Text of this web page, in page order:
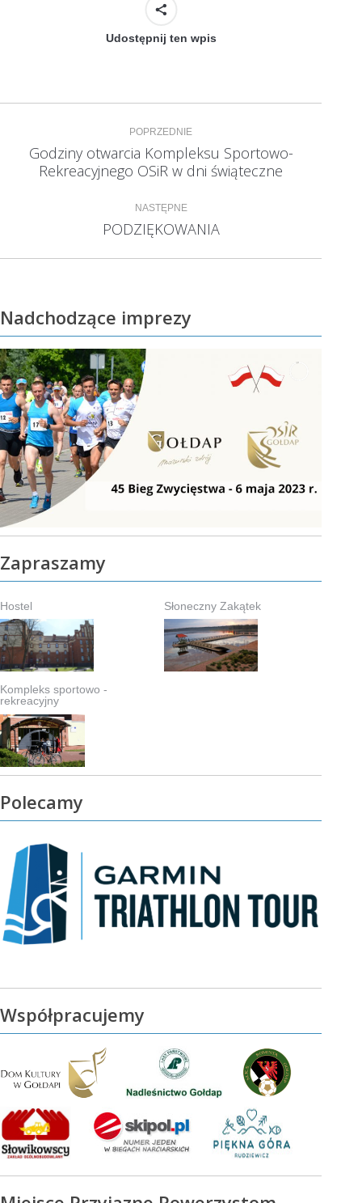
Udostępnij ten wpis
Nawigacja
wpisów
POPRZEDNIE
Poprzedni
wpis:
Godziny otwarcia Kompleksu Sportowo-
Rekreacyjnego OSiR w dni świąteczne
NASTĘPNE
Następny
PODZIĘKOWANIA
Nadchodzące imprezy
Zapraszamy
Hostel Słoneczny Zakątek
Kompleks sportowo -
rekreacyjny
Polecamy
Współpracujemy